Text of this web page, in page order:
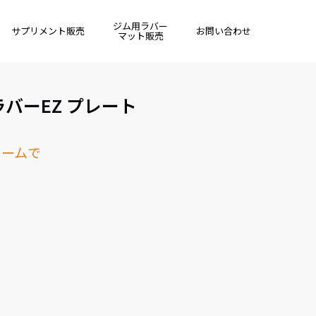
サプリメント販売 ジム用ラバー
マット販売 お問い合わせ
ーEZ プレート
ムで